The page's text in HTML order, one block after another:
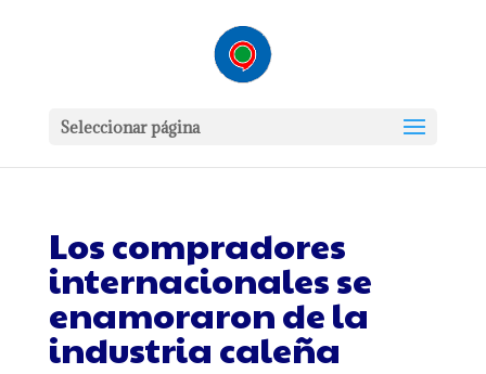
Seleccionar página
Los compradores
internacionales se
enamoraron de la
industria caleña